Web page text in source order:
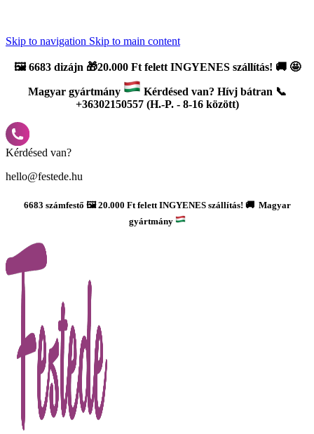
Skip to navigation Skip to main content
🖼️6683 dizájn 🎁20.000 Ft felett INGYENES szállítás! 🚚 🤩
Magyar gyártmány
Kérdésed van? Hívj bátran 📞
+36302150557 (H.-P. - 8-16 között)
Kérdésed van?
hello@festede.hu
6683 számfestő 🖼️ 20.000 Ft felett INGYENES szállítás! 🚚 Magyar
gyártmány